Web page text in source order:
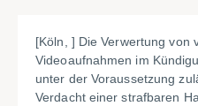
[Köln, ] Die Verwertung von
Videoaufnahmen im
unter der Voraussetzung
Verdacht einer strafbaren